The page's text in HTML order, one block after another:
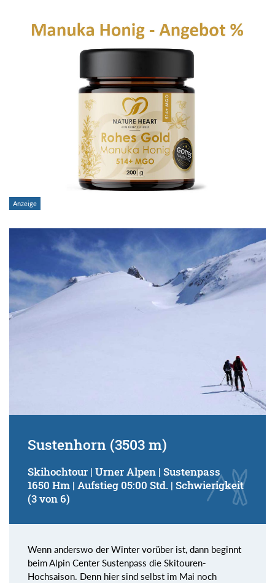
Sustenhorn (3503 m)
Skihochtour | Urner Alpen | Sustenpass
1650 Hm | Aufstieg 05:00 Std. | Schwierigkeit
(3 von 6)
Wenn anderswo der Winter vorüber ist, dann beginnt
beim Alpin Center Sustenpass die Skitouren-
Hochsaison. Denn hier sind selbst im Mai noch